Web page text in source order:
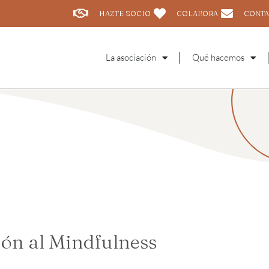
HAZTE SOCIO COLABORA
La asociación Qué hacemos
al Mindfulness